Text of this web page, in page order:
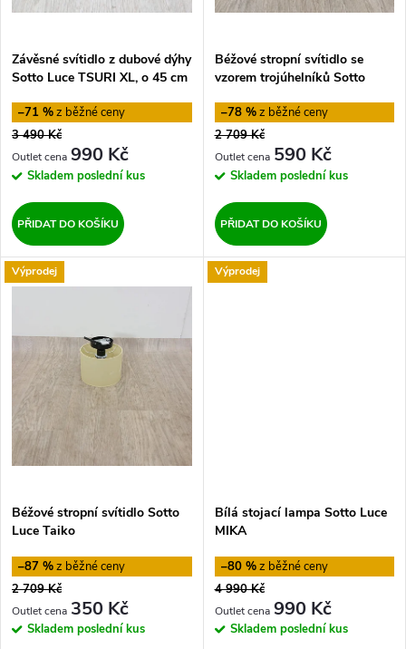
r
o
d
u
k
t
ů
p
r
o
d
u
k
t
ů
Závěsné svítidlo z dubové dýhy
Sotto Luce TSURI XL, o 45 cm
–71 %
3 490 Kč
990 Kč
Skladem poslední kus
PŘIDAT DO KOŠÍKU
Béžové stropní svítidlo se
vzorem trojúhelníků Sotto
–78 %
2 709 Kč
590 Kč
Skladem poslední kus
PŘIDAT DO KOŠÍKU
Výprodej
Béžové stropní svítidlo Sotto
Luce Taiko
–87 %
2 709 Kč
350 Kč
Skladem poslední kus
Výprodej
Bílá stojací lampa Sotto Luce
MIKA
–80 %
4 990 Kč
990 Kč
Skladem poslední kus